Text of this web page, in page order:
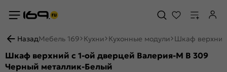
НазадМебель 169 Кухни Кухонные модули Шкаф
Шкаф верхний с 1-ой дверцей Валерия-М В 309
Черный металлик-Белый